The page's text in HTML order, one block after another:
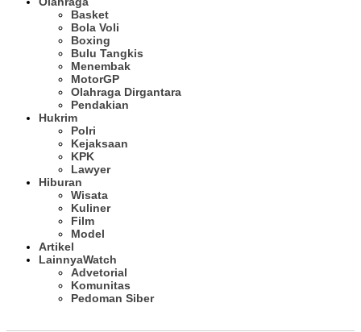
Basket
Bola Voli
Boxing
Bulu Tangkis
Menembak
MotorGP
Olahraga Dirgantara
Pendakian
Hukrim
Polri
Kejaksaan
KPK
Lawyer
Hiburan
Wisata
Kuliner
Film
Model
Artikel
LainnyaWatch
Advetorial
Komunitas
Pedoman Siber